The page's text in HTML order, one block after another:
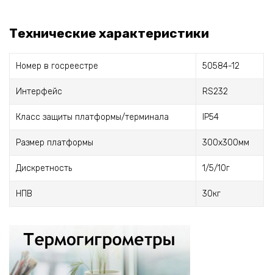
Технические характеристики
Номер в госреестре 50584-12
Интерфейс RS232
Класс защиты платформы/терминала IP54
Размер платформы 300х300мм
Дискретность 1/5/10г
НПВ 30кг